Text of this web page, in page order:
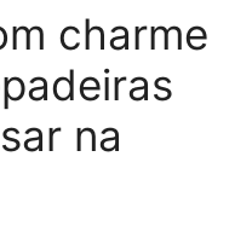
charme
na